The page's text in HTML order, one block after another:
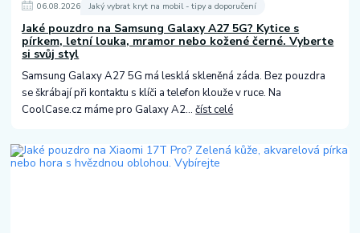
06.08.2026 Jaký vybrat kryt na mobil - tipy a doporučení
Jaké pouzdro na Samsung Galaxy A27 5G? Kytice s
pírkem, letní louka, mramor nebo kožené černé. Vyberte
si svůj styl
Samsung Galaxy A27 5G má lesklá skleněná záda. Bez pouzdra
se škrábají při kontaktu s klíči a telefon klouže v ruce. Na
CoolCase.cz máme pro Galaxy A2...číst celé